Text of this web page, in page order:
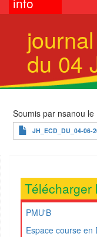
du 04
Soumis par nsanou le
JH_ECD_DU_04-06-
Télécharger
PMU'B
Espace course en